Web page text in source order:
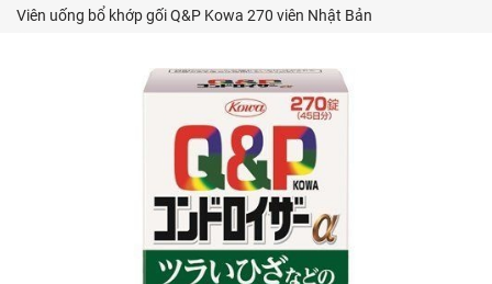
Viên uống bổ khớp gối Q&P Kowa 270 viên Nhật Bản